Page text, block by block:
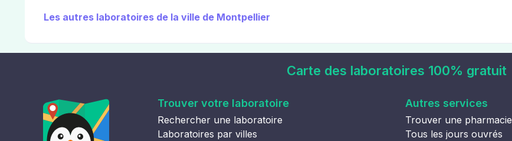
Les autres laboratoires de la ville de Montpellier
Carte des laboratoires 100% gratuit
Trouver votre laboratoire
Rechercher une laboratoire
Laboratoires par villes
Autres services
Trouver une pharmacie
Tous les jours ouvrés